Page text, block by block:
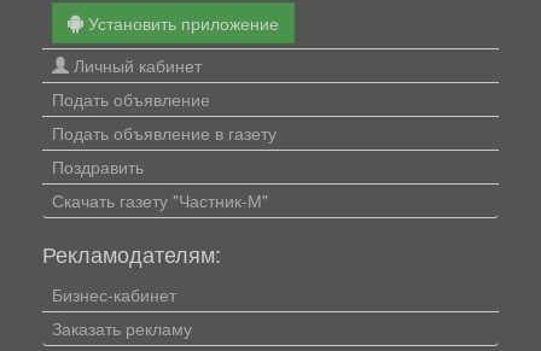
Установить приложение
Личный кабинет
Подать объявление
Подать объявление в газету
Поздравить
Скачать газету "Частник-М"
Рекламодателям:
Бизнес-кабинет
Заказать рекламу